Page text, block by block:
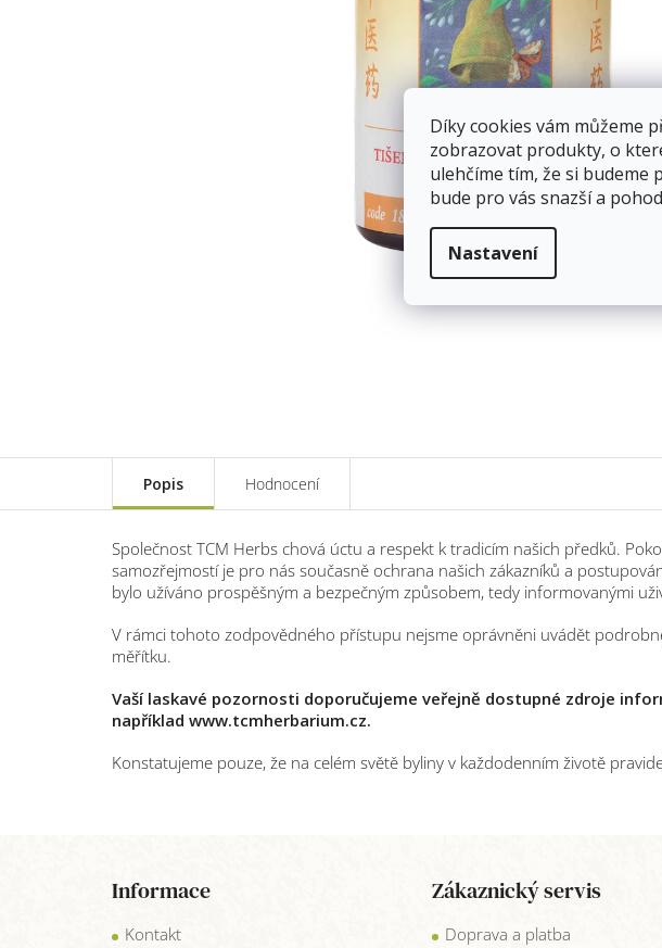
Díky cookies vám můžeme
zobrazovat produkty, o
ulehčíme tím, že si budeme
bude pro vás snazší a
Nastavení
Popis Hodnocení
Společnost TCM Herbs chová úctu a respekt k tradicím našich předků.
samozřejmostí je pro nás současně ochrana našich zákazníků a
bylo užíváno prospěšným a bezpečným způsobem, tedy informovanými
V rámci tohoto zodpovědného přístupu nejsme oprávněni uvádět
měřítku.
Vaší laskavé pozornosti doporučujeme veřejně dostupné zdroje
například www.tcmherbarium.cz.
Konstatujeme pouze, že na celém světě byliny v každodenním životě
Informace
Kontakt
Zákaznický servis
Doprava a platba